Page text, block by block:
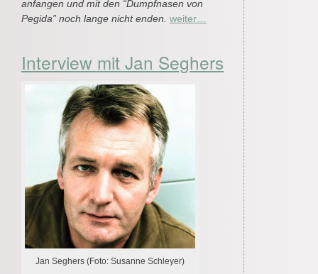
anfangen und mit den “Dumpfnasen von
Pegida” noch lange nicht enden. weiter…
Interview mit Jan Seghers
Jan Seghers (Foto: Susanne Schleyer)